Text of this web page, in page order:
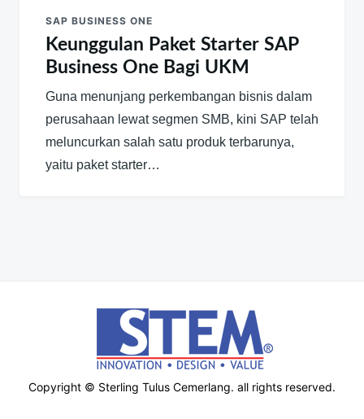
SAP BUSINESS ONE
Keunggulan Paket Starter SAP
Business One Bagi UKM
Guna menunjang perkembangan bisnis dalam
perusahaan lewat segmen SMB, kini SAP telah
meluncurkan salah satu produk terbarunya,
yaitu paket starter…
Copyright © Sterling Tulus Cemerlang. all rights reserved.